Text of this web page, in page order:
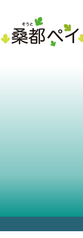
ン